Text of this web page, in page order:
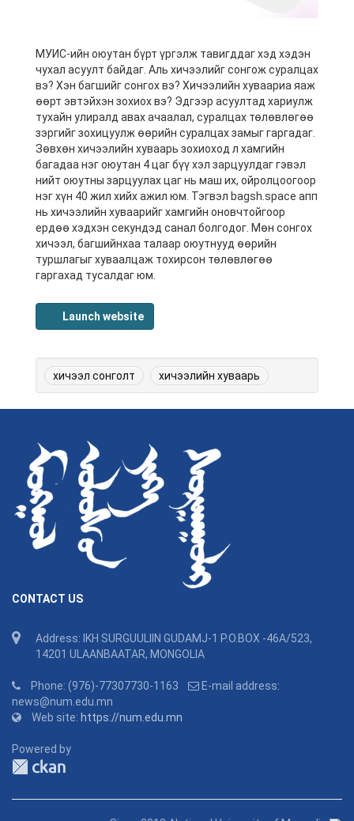
МУИС-ийн оюутан бүрт үргэлж тавигддаг хэд хэдэн
чухал асуулт байдаг. Аль хичээлийг сонгож суралцах
вэ? Хэн багшийг сонгох вэ? Хичээлийн хуваариа яаж
өөрт эвтэйхэн зохиох вэ? Эдгээр асуултад хариулж
тухайн улиралд авах ачаалал, суралцах төлөвлөгөө
зэргийг зохицуулж өөрийн суралцах замыг гаргадаг.
Зөвхөн хичээлийн хуваарь зохиоход л хамгийн
багадаа нэг оюутан 4 цаг бүү хэл зарцуулдаг гэвэл
нийт оюутны зарцуулах цаг нь маш их, ойролцоогоор
нэг хүн 40 жил хийх ажил юм. Тэгвэл bagsh.space апп
нь хичээлийн хуваарийг хамгийн оновчтойгоор
ердөө хэдхэн секундэд санал болгодог. Мөн сонгох
хичээл, багшийнхаа талаар оюутнууд өөрийн
туршлагыг хуваалцаж тохирсон төлөвлөгөө
гаргахад тусалдаг юм.
Launch website
хичээл сонголт хичээлийн хуваарь
CONTACT US
Address: IKH SURGUULIIN GUDAMJ-1 P.O.BOX -46A/523,
14201 ULAANBAATAR, MONGOLIA
Phone: (976)-77307730-1163
E-mail address:
news@num.edu.mn
Web site: https://num.edu.mn
Powered by